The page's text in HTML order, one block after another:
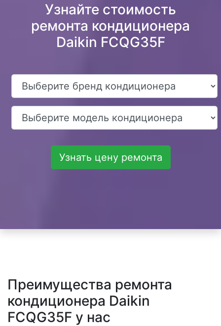
Узнайте стоимость
ремонта кондиционера
Daikin FCQG35F
Узнать цену ремонта
Преимущества ремонта
кондиционера Daikin
FCQG35F у нас